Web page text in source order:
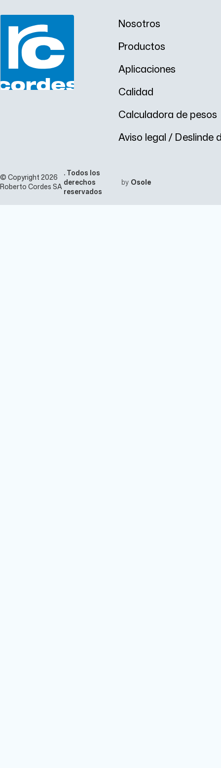
Nosotros
Productos
Aplicaciones
Calidad
Calculadora de pesos
Aviso legal / Deslinde
© Copyright 2026
Roberto Cordes SA
. Todos los
derechos
reservados
by Osole